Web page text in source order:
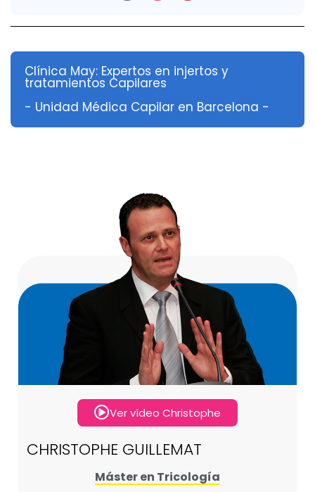
Clínica May: Expertos en injertos y
tratamientos Capilares
- Unidad Médica Capilar en Barcelona -
Ver vídeo Christophe
CHRISTOPHE GUILLEMAT
Máster en Tricología